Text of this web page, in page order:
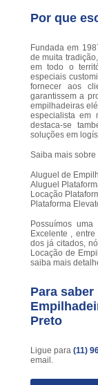
Por que
Fundada em
de muita
em todo o
especiais
fornecer aos
garantissem a
empilhadeiras
especialista em
destaca-se
soluções em
Saiba mais sobre
Aluguel de
Aluguel
Locação
Plataforma
Possuímos
Excelente ,
dos já citados,
Locação de
saiba mais
Para
Preto
Ligue para (11)
email.